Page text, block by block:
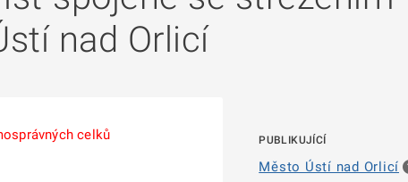
nad Orlicí
PUBLIKUJÍCÍ
Město Ústí nad Orlicí
celků